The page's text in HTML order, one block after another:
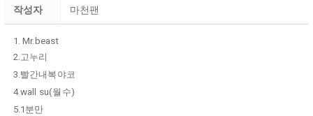
작성자 마천팬
1. Mr.beast
2.고누리
3.빨간내복야코
4.wall su(월수)
5.1분만